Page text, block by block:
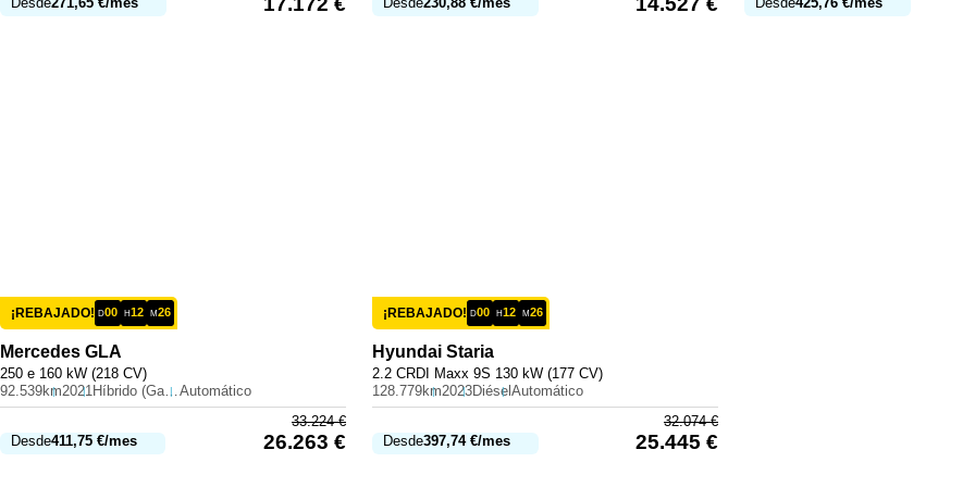
¡REBAJADO! D00 H12 M26
Mercedes GLA
250 e 160 kW (218 CV)
92.539km2021 Híbrido (Gasolina)Automático
Desde411,75 €/mes
33.224€
26.263 €
¡REBAJADO! D00 H12 M26
Hyundai Staria
2.2 CRDI Maxx 9S 130 kW (177 CV)
128.779km2023Diésel Automático
Desde397,74 €/mes
32.074€
25.445 €